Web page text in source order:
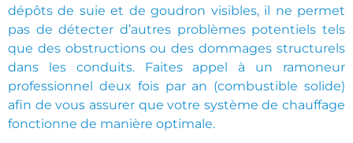
dépôts de suie et de goudron visibles, il ne permet
pas de détecter d’autres problèmes potentiels tels
que des obstructions ou des dommages structurels
dans les conduits. Faites appel à un ramoneur
professionnel deux fois par an (combustible solide)
afin de vous assurer que votre système de chauffage
fonctionne de manière optimale.